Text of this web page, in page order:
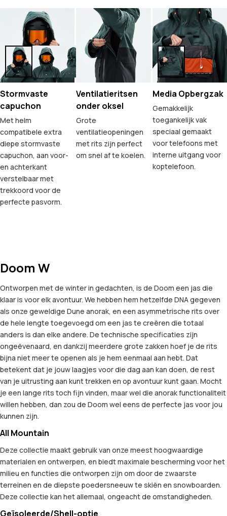
Stormvaste
capuchon
Met helm
compatibele extra
diepe stormvaste
capuchon, aan voor-
en achterkant
verstelbaar met
trekkoord voor de
perfecte pasvorm.
Ventilatieritsen
onder oksel
Grote
ventilatieopeningen
met rits zijn perfect
om snel af te koelen.
Media Opbergzak
Gemakkelijk
toegankelijk vak
speciaal gemaakt
voor telefoons met
interne uitgang voor
koptelefoon.
Doom W
Ontworpen met de winter in gedachten, is de Doom een jas die
klaar is voor elk avontuur. We hebben hem hetzelfde DNA gegeven
als onze geweldige Dune anorak, en een asymmetrische rits over
de hele lengte toegevoegd om een jas te creëren die totaal
anders is dan elke andere. De technische specificaties zijn
ongeëvenaard, en dankzij meerdere grote zakken hoef je de rits
bijna niet meer te openen als je hem eenmaal aan hebt. Dat
betekent dat je jouw laagjes voor die dag aan kan doen, de rest
van je uitrusting aan kunt trekken en op avontuur kunt gaan. Mocht
je een lange rits toch fijn vinden, maar wel die anorak functionaliteit
willen hebben, dan zou de Doom wel eens de perfecte jas voor jou
kunnen zijn.
All Mountain
Deze collectie maakt gebruik van onze meest hoogwaardige
materialen en ontwerpen, en biedt maximale bescherming voor het
milieu en functies die ontworpen zijn om door de zwaarste
terreinen en de diepste poedersneeuw te skiën en snowboarden.
Deze collectie kan het allemaal, ongeacht de omstandigheden.
Geïsoleerde/Shell-optie